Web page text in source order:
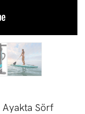
Ayakta Sörf